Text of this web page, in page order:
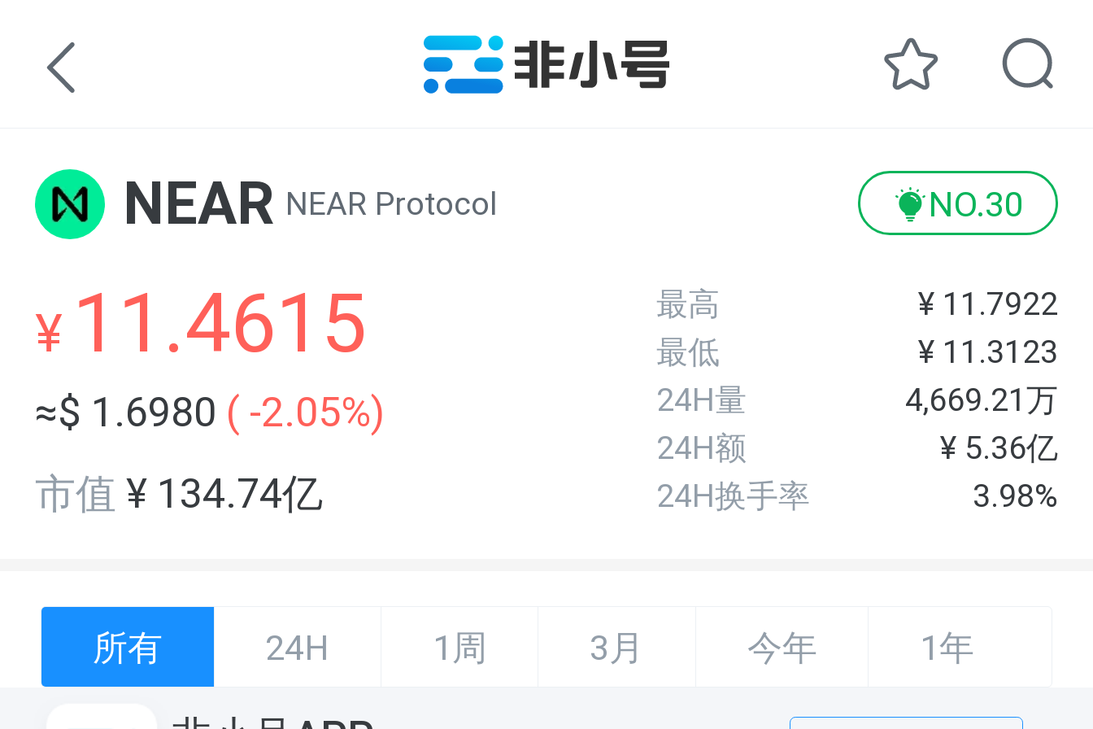
NEAR NEAR Protocol NO.30
¥ 11.4615
≈$ 1.6980 ( -2.05%)
市值 ¥ 134.74亿
最高 ¥ 11.7922
最低
¥ 11.3123
24H量
4,669.21万
24H额
¥ 5.36亿
24H换手率
3.98%
所有 24H 1周 3月 今年 1年